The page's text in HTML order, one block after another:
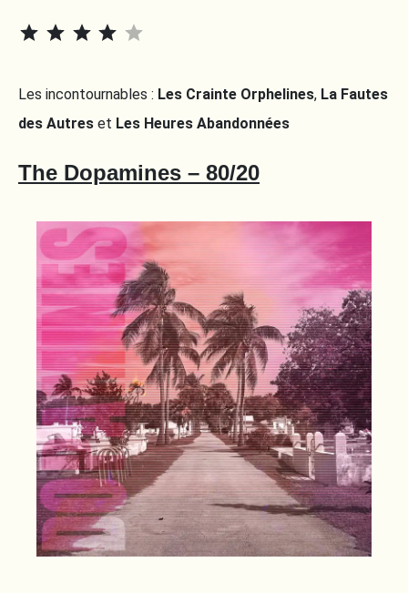
⭐ ⭐
Les incontournables : Les Crainte Orphelines, La Fautes
des Autres et Les Heures Abandonnées
The Dopamines – 80/20